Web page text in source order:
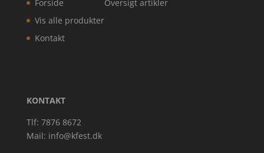
Forside
Vis alle produkter
Kontakt
Oversigt artikler
KONTAKT
Tlf: 7876 8672
Mail: info@kfest.dk